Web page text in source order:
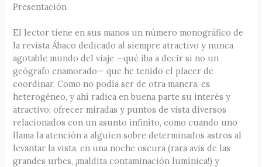
Presentación
El lector tiene en sus manos un número monográfico de
la revista Ábaco dedicado al siempre atractivo y nunca
agotable mundo del viaje —qué iba a decir si no un
geógrafo enamorado— que he tenido el placer de
coordinar. Como no podía ser de otra manera, es
heterogéneo, y ahí radica en buena parte su interés y
atractivo: ofrecer miradas y puntos de vista diversos
relacionados con un asunto infinito, como cuando uno
llama la atención a alguien sobre determinados astros al
levantar la vista, en una noche oscura (rara avis de las
grandes urbes, ¡maldita contaminación lumínica!) y